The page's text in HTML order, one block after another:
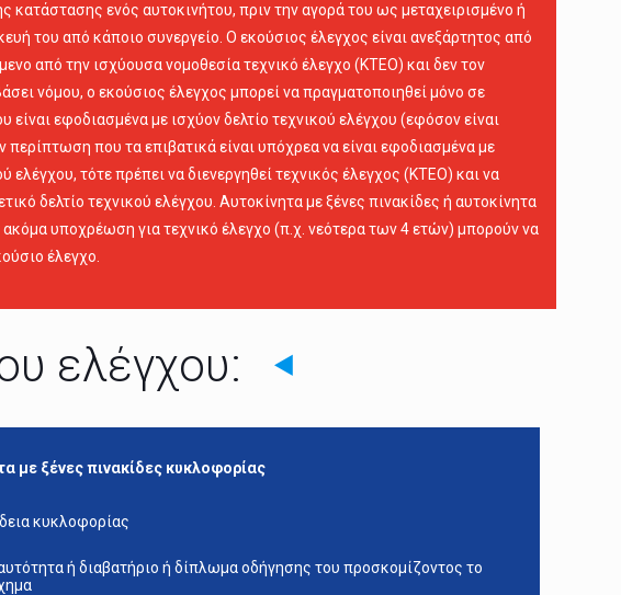
κατάστασης ενός αυτοκινήτου, πριν την αγορά του ως μεταχειρισμένο ή
του από κάποιο συνεργείο. Ο εκούσιος έλεγχος είναι ανεξάρτητος από
από την ισχύουσα νομοθεσία τεχνικό έλεγχο (ΚΤΕΟ) και δεν τον
νόμου, ο εκούσιος έλεγχος μπορεί να πραγματοποιηθεί μόνο σε
είναι εφοδιασμένα με ισχύον δελτίο τεχνικού ελέγχου (εφόσον είναι
περίπτωση που τα επιβατικά είναι υπόχρεα να είναι εφοδιασμένα με
ελέγχου, τότε πρέπει να διενεργηθεί τεχνικός έλεγχος (ΚΤΕΟ) και να
δελτίο τεχνικού ελέγχου. Αυτοκίνητα με ξένες πινακίδες ή αυτοκίνητα
υποχρέωση για τεχνικό έλεγχο (π.χ. νεότερα των 4 ετών) μπορούν να
έλεγχο.
ελέγχου:
με ξένες πινακίδες κυκλοφορίας
κυκλοφορίας
ή διαβατήριο ή δίπλωμα οδήγησης του προσκομίζοντος το